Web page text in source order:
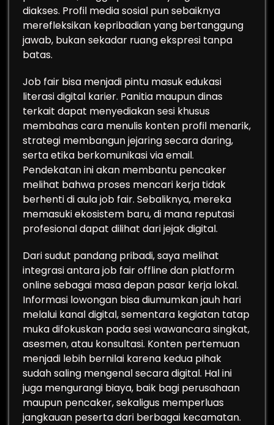
diakses. Profil media sosial pun sebaiknya
merefleksikan kepribadian yang bertanggung
jawab, bukan sekadar ruang ekspresi tanpa
batas.
Job fair bisa menjadi pintu masuk edukasi
literasi digital karier. Panitia maupun dinas
terkait dapat menyediakan sesi khusus
membahas cara menulis konten profil menarik,
strategi membangun jejaring secara daring,
serta etika berkomunikasi via email.
Pendekatan ini akan membantu pencaker
melihat bahwa proses mencari kerja tidak
berhenti di aula job fair. Sebaliknya, mereka
memasuki ekosistem baru, di mana reputasi
profesional dapat dilihat dari jejak digital.
Dari sudut pandang pribadi, saya melihat
integrasi antara job fair offline dan platform
online sebagai masa depan pasar kerja lokal.
Informasi lowongan bisa diumumkan jauh hari
melalui kanal digital, sementara kegiatan tatap
muka difokuskan pada sesi wawancara singkat,
asesmen, atau konsultasi. Konten pertemuan
menjadi lebih bernilai karena kedua pihak
sudah saling mengenal secara digital. Hal ini
juga mengurangi biaya, baik bagi perusahaan
maupun pencaker, sekaligus memperluas
jangkauan peserta dari berbagai kecamatan.